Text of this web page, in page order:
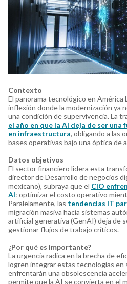
Contexto
El panorama tecnológico en
inflexión donde la modernización ya
una condición de supervivencia. La
el año en que la AI deja de ser
en infraestructura, obligando a las
bases operativas bajo una óptica de
Datos objetivos
El sector financiero lidera esta
director de Desarrollo de negocios
mexicano), subraya que el CIO
AI: optimizar el costo operativo
Paralelamente, las tendencias IT
migración masiva hacia sistemas
artificial generativa (GenAI) deja de
gestionar flujos de trabajo críticos.
¿Por qué es importante?
La urgencia radica en la brecha de
logren integrar estas tecnologías
enfrentarán una obsolescencia
permite que la AI se convierta en el